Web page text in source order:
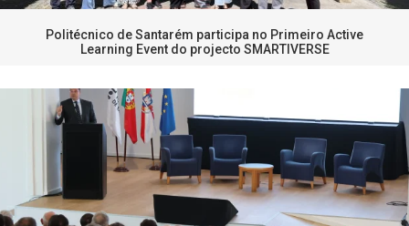
Politécnico de Santarém participa no Primeiro Active
Learning Event do projecto SMARTIVERSE